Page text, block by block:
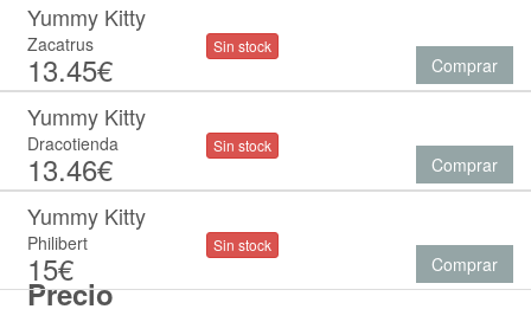
Precio
Yummy Kitty
Zacatrus
13.45€
Sin stock
Comprar
Yummy Kitty
Dracotienda
13.46€
Sin stock
Comprar
Yummy Kitty
Philibert
15€
Sin stock
Comprar